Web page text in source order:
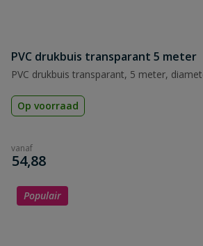
PVC drukbuis transparant 5 meter
PVC drukbuis transparant, 5 meter,
Op voorraad
vanaf
€
54,88
Populair